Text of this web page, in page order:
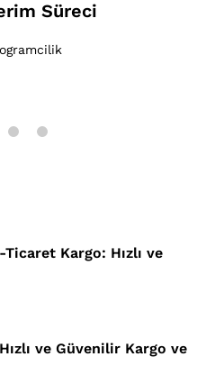
Süreci
Kargo: Hızlı ve
ve Güvenilir Kargo ve